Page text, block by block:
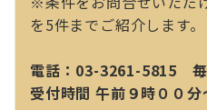
を5件までご紹介します。
電話：03-3261-5815
受付時間 午前９時００